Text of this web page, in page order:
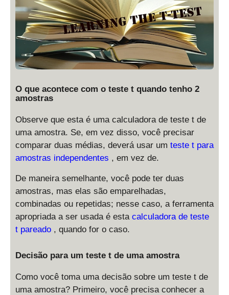
O que acontece com o teste t quando tenho 2
amostras
Observe que esta é uma calculadora de teste t de
uma amostra. Se, em vez disso, você precisar
comparar duas médias, deverá usar um teste t para
amostras independentes , em vez de.
De maneira semelhante, você pode ter duas
amostras, mas elas são emparelhadas,
combinadas ou repetidas; nesse caso, a ferramenta
apropriada a ser usada é esta calculadora de teste
t pareado , quando for o caso.
Decisão para um teste t de uma amostra
Como você toma uma decisão sobre um teste t de
uma amostra? Primeiro, você precisa conhecer a